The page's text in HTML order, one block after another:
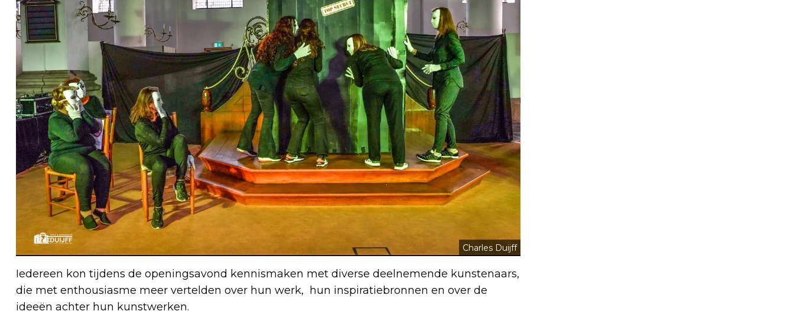
Charles Duijff
Iedereen kon tijdens de openingsavond kennismaken met diverse deelnemende kunstenaars,
die met enthousiasme meer vertelden over hun werk, hun inspiratiebronnen en over de
ideeën achter hun kunstwerken.